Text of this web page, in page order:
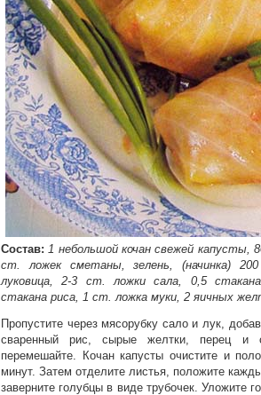
Состав:1 небольшой кочан свежей капусты,
ст. ложек сметаны, зелень, (начинка)
луковица, 2-3 ст. ложки сала, 0,5
стакана риса, 1 ст. ложка муки, 2 яичных
Пропустите через мясорубку сало и лук,
сваренный рис, сырые желтки, перец и
перемешайте. Кочан капусты очистите и
минут. Затем отделите листья, положите
заверните голубцы в виде трубочек. Уложите